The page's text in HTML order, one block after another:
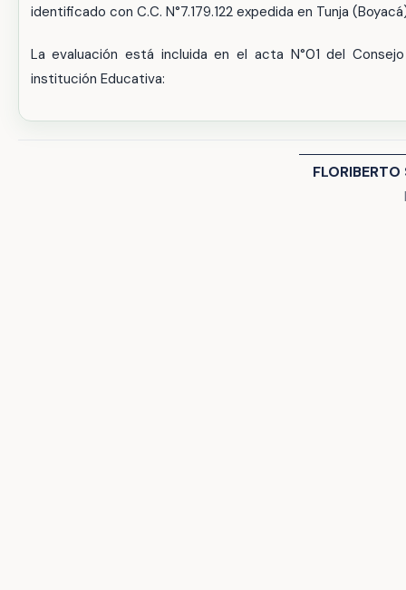
identificado con C.C. N°7.179.122 expedida en Tunja
La evaluación está incluida en el acta N°01 del
institución Educativa: